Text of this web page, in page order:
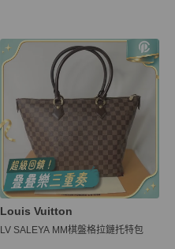
品
Louis Vuitton
LV SALEYA MM棋盤格拉鏈托特包